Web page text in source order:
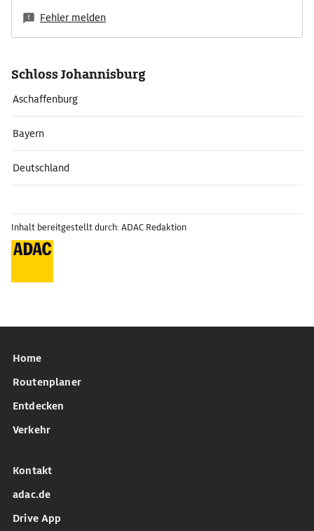
Fehler melden
Schloss Johannisburg
Aschaffenburg
Bayern
Deutschland
Inhalt bereitgestellt durch: ADAC Redaktion
Home
Routenplaner
Entdecken
Verkehr
Kontakt
adac.de
Drive App